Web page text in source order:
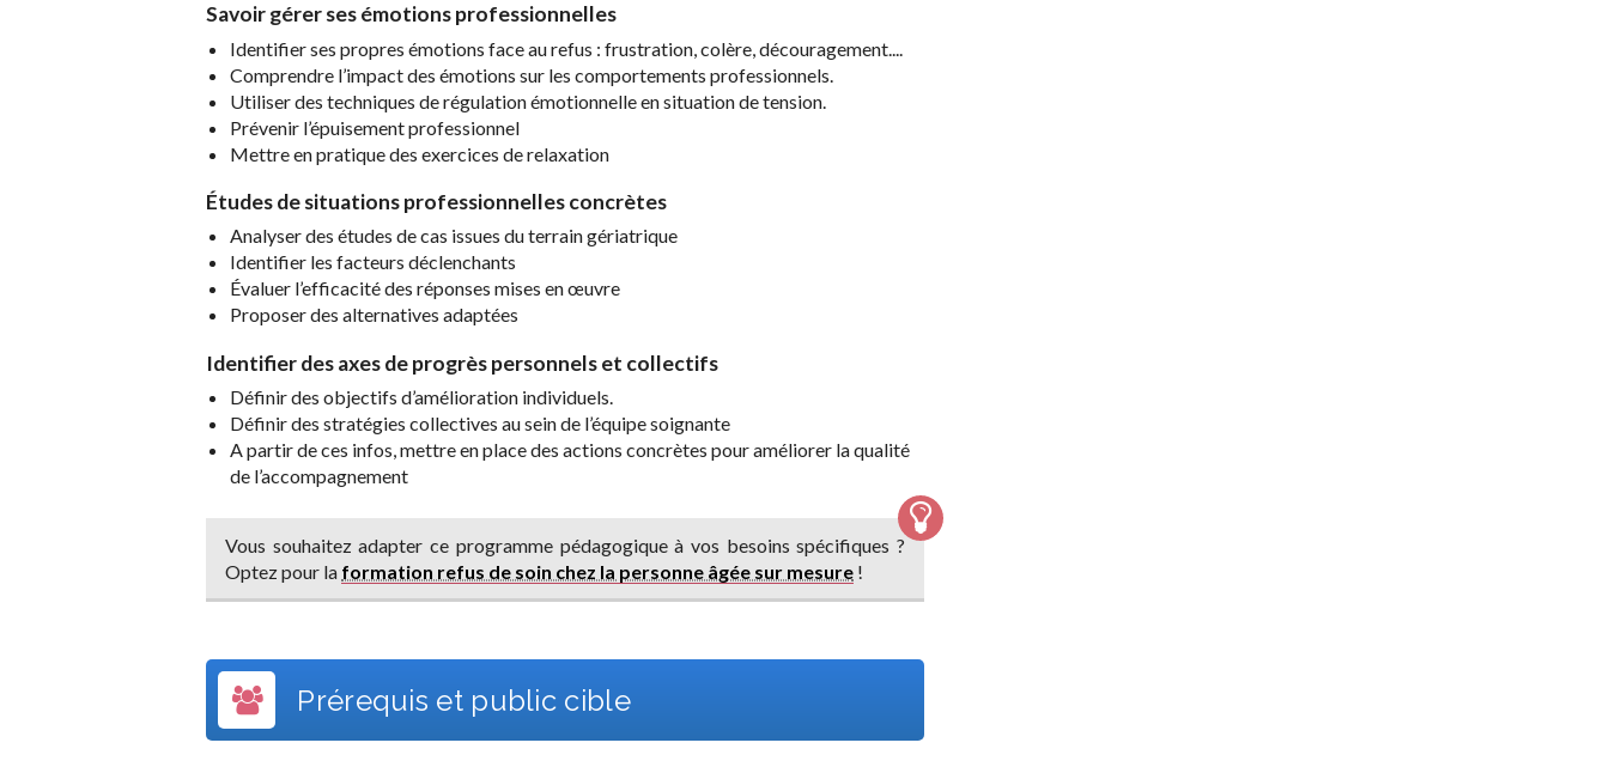
Savoir gérer ses émotions professionnelles
Identifier ses propres émotions face au refus : frustration, colère, découragement....
Comprendre l’impact des émotions sur les comportements professionnels.
Utiliser des techniques de régulation émotionnelle en situation de tension.
Prévenir l’épuisement professionnel
Mettre en pratique des exercices de relaxation
Étudesde situations professionnelles concrètes
Analyser des études de cas issues du terrain gériatrique
Identifier les facteurs déclenchants
Évaluer l’efficacité des réponses mises en œuvre
Proposer des alternatives adaptées
Identifier des axes de progrès personnels et collectifs
Définir des objectifs d’amélioration individuels.
Définir des stratégies collectives au sein de l’équipe soignante
A partir de ces infos, mettre en place des actions concrètes pour améliorer la qualité
de l’accompagnement
Vous souhaitez adapter ce programme pédagogique à vos besoins spécifiques ?
Optez pour la formation refus de soin chez la personne âgée sur mesure !
Prérequis et public cible